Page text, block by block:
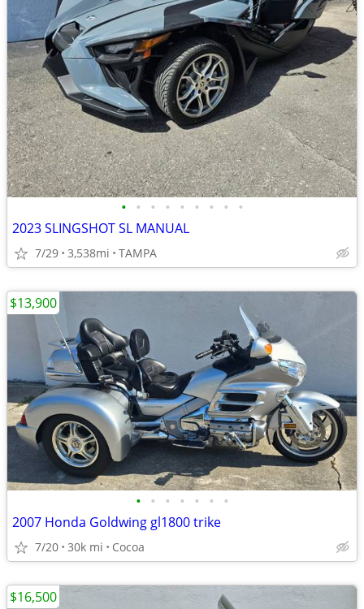
• • • • • • • • •
2023 SLINGSHOT SL MANUAL
7/29 3,538mi TAMPA
• • • • • • •
2007 Honda Goldwing gl1800 trike
7/20 30k mi Cocoa
$13,900
$16,500